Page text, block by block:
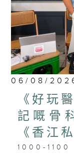
* 早上十一時十
台電視同步直播
06/08/
《好玩
記嘅骨
《香江
1000-1100